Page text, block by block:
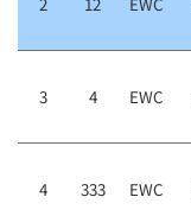
3 4 EWC
4 333 EWC